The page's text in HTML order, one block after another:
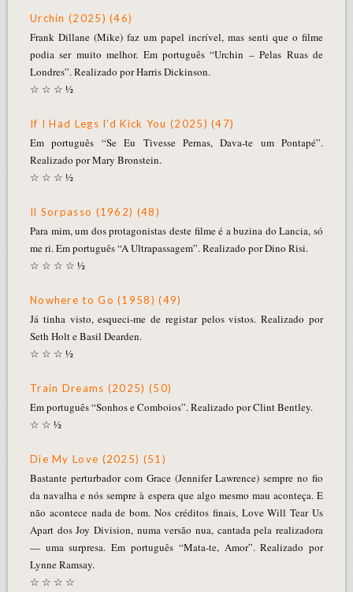
Urchin (2025) (46)
Frank Dillane (Mike) faz um papel incrível, mas senti que o filme
podia ser muito melhor. Em português “Urchin – Pelas Ruas de
Londres”. Realizado por Harris Dickinson.
☆ ☆ ☆ ½
If I Had Legs I’d Kick You (2025) (47)
Em português “Se Eu Tivesse Pernas, Dava-te um Pontapé”.
Realizado por Mary Bronstein.
☆ ☆ ☆ ½
Il Sorpasso (1962) (48)
Para mim, um dos protagonistas deste filme é a buzina do Lancia, só
me ri. Em português “A Ultrapassagem”. Realizado por Dino Risi.
☆ ☆ ☆ ☆ ½
Nowhere to Go (1958) (49)
Já tinha visto, esqueci-me de registar pelos vistos. Realizado por
Seth Holt e Basil Dearden.
☆ ☆ ☆ ½
Train Dreams (2025) (50)
Em português “Sonhos e Comboios”. Realizado por Clint Bentley.
☆ ☆ ½
Die My Love (2025) (51)
Bastante perturbador com Grace (Jennifer Lawrence) sempre no fio
da navalha e nós sempre à espera que algo mesmo mau aconteça. E
não acontece nada de bom. Nos créditos finais, Love Will Tear Us
Apart dos Joy Division, numa versão nua, cantada pela realizadora
— uma surpresa. Em português “Mata-te, Amor”. Realizado por
Lynne Ramsay.
☆ ☆ ☆ ☆